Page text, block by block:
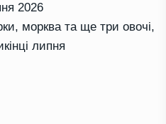
2026
морква та ще три овочі,
липня